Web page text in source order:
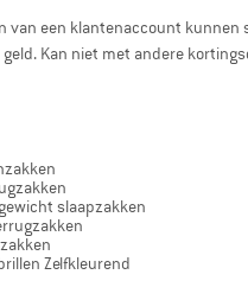
een klantenaccount
Kan niet met andere
slaapzakken
Zelfkleurend